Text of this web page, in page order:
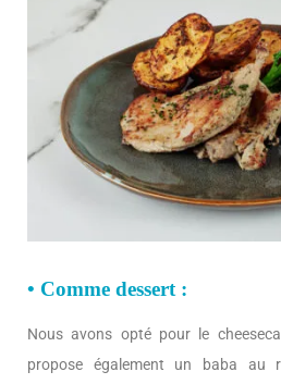
• Comme dessert :
Nous avons opté pour le
propose également un baba